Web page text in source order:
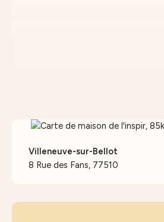
Villeneuve-sur-Bellot
8 Rue des Fans, 77510